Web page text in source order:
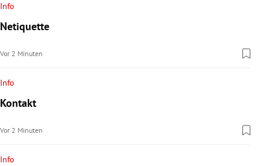
Untermenü
Untermenü
Untermenü
Info
Netiquette
Vor 2 Minuten
Info
Kontakt
Vor 2 Minuten
Info